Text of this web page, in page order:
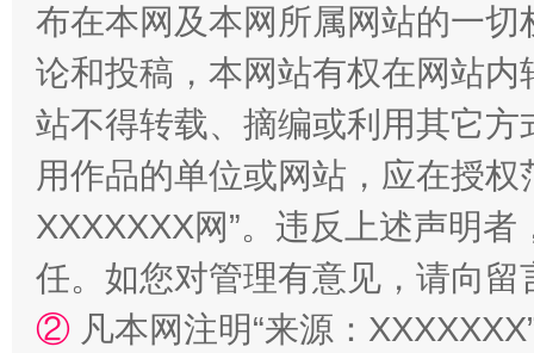
国家大学科技园优化重塑工作
扯下公款旅游的“隐身衣” 如何以
布在本网及本网所属网站的一
论和投稿，本网站有权在网站
站不得转载、摘编或利用其它
用作品的单位或网站，应在授
XXXXXXX网”。违反上述声明
任。如您对管理有意见，请向
② 凡本网注明“来源：